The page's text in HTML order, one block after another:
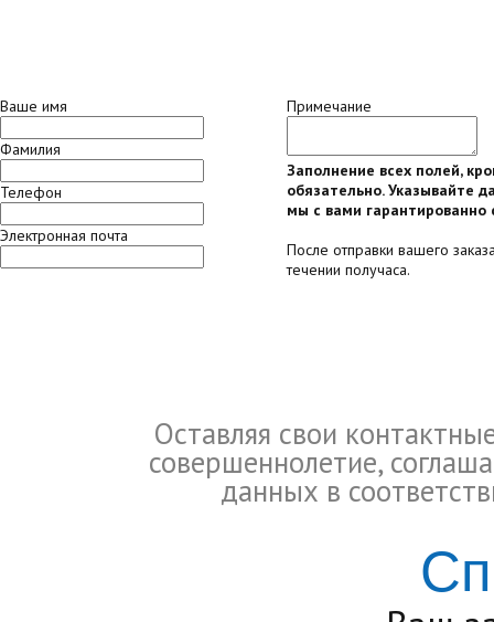
Ваше имя
Фамилия
Телефон
Электронная почта
Примечание
Заполнение всех полей,
обязательно. Указывайте
мы с вами гарантированно
После отправки вашего
течении получаса.
Оставляя свои
совершеннолетие,
данных в